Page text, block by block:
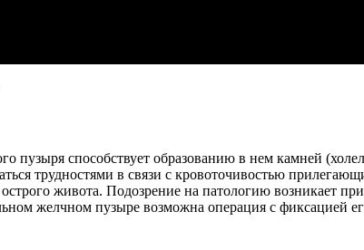
способствует образованию в нем камней
трудностями в связи с кровоточивостью
живота. Подозрение на патологию возникает
желчном пузыре возможна операция с фиксацией